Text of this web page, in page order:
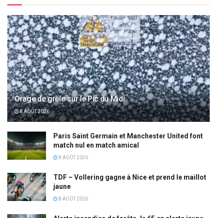
Orage de grêle sur le Pic du Midi
8 AOÛT 2026
Paris Saint Germain et Manchester United font
match nul en match amical
8 AOÛT 2026
TDF – Vollering gagne à Nice et prend le maillot
jaune
8 AOÛT 2026